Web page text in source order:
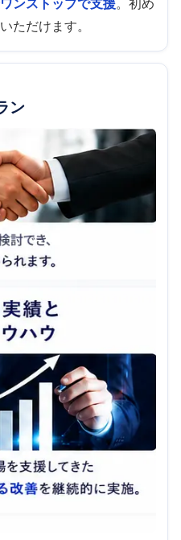
ワンストップで支援。初め
ただけます。
ン